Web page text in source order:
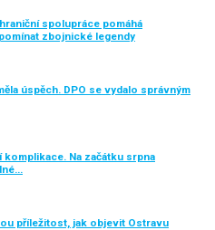
spolupráce pomáhá
zbojnické legendy
úspěch. DPO se vydalo správným
komplikace. Na začátku srpna
příležitost, jak objevit Ostravu